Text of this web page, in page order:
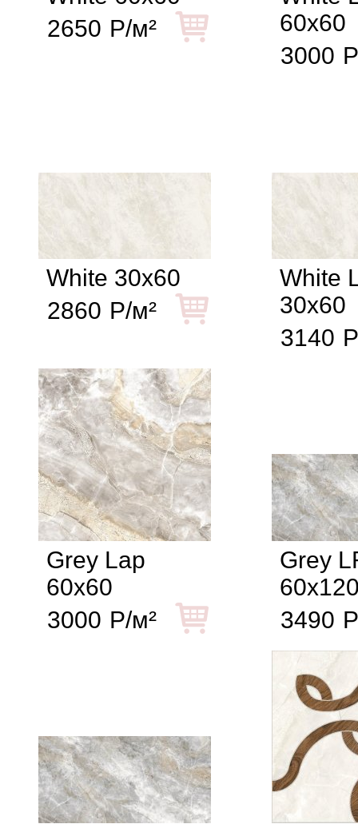
2650 Р/м²
60x60
3000
White 30x60
2860 Р/м²
White
30x60
3140
Grey Lap
60x60
3000 Р/м²
Grey
3490